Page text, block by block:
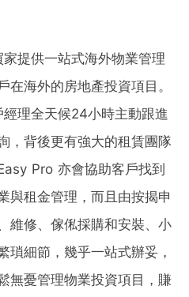
提供一站式海外物業管理
在海外的房地產投資項目。
理全天候24小時主動跟進
，背後更有強大的租賃團隊
Pro 亦會協助客戶找到
與租金管理，而且由按揭申
維修、傢俬採購和安裝、小
瑣細節，幾乎一站式辦妥，
無憂管理物業投資項目，賺